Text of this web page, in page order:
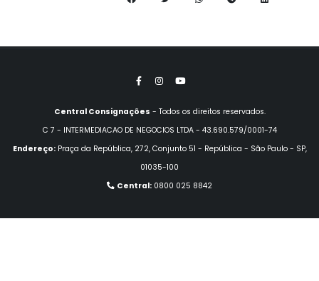
Central Consignações - Todos os direitos reservados.
C 7 - INTERMEDIACAO DE NEGOCIOS LTDA - 43.690.579/0001-74
Endereço:Praça da República, 272, Conjunto 51 - República - São Paulo - SP,
01035-100
Central: 0800 025 8842